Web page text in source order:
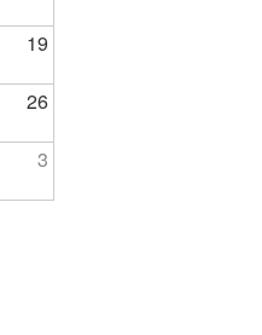
19
26
3